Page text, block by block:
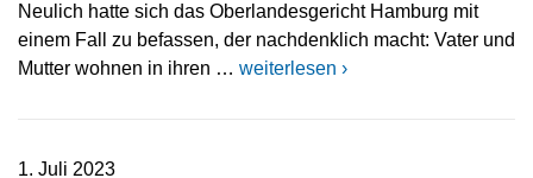
Neulich hatte sich das Oberlandesgericht Hamburg mit
einem Fall zu befassen, der nachdenklich macht: Vater und
Mutter wohnen in ihren … weiterlesen ›
1. Juli 2023